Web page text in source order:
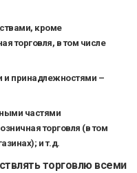
кроме
торговля, в том числе
и принадлежностями –
частями
торговля (в том
и т.д.
торговлю всеми